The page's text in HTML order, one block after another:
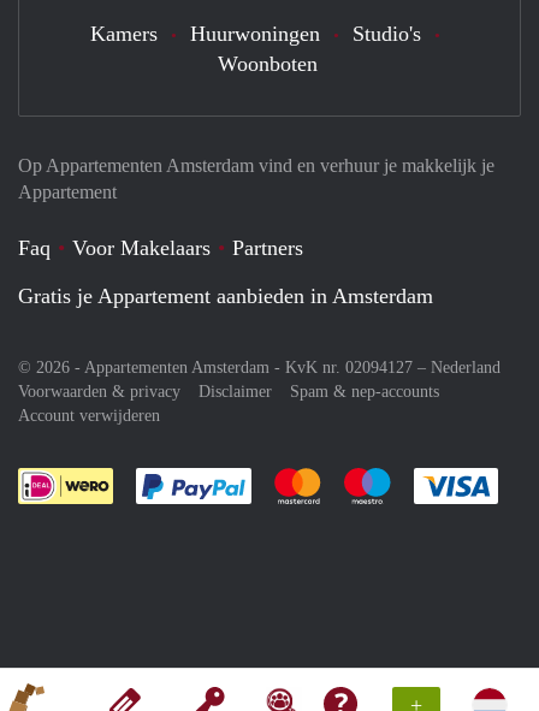
+
Op Appartementen Amsterdam vind en verhuur je makkelijk je
Appartement
Faq Voor Makelaars
Partners
Gratis je Appartement aanbieden in Amsterdam
© 2026 - Appartementen Amsterdam - KvK nr. 02094127 – Nederland
Voorwaarden & privacy
Disclaimer
Spam & nep-accounts
Account verwijderen
Je rekent gemakkelijk af met Paypal
Je rekent gemakkelijk af met
Je rekent
Kamers Huurwoningen
Studio's
Woonboten